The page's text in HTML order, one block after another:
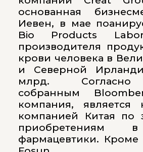
основанная
Иевен, в мае
Bio Products
производителя
крови человека в
и Северной
млрд.
собранным
компания, является
компанией Китая по
приобретениям
фармацевтики. Кроме